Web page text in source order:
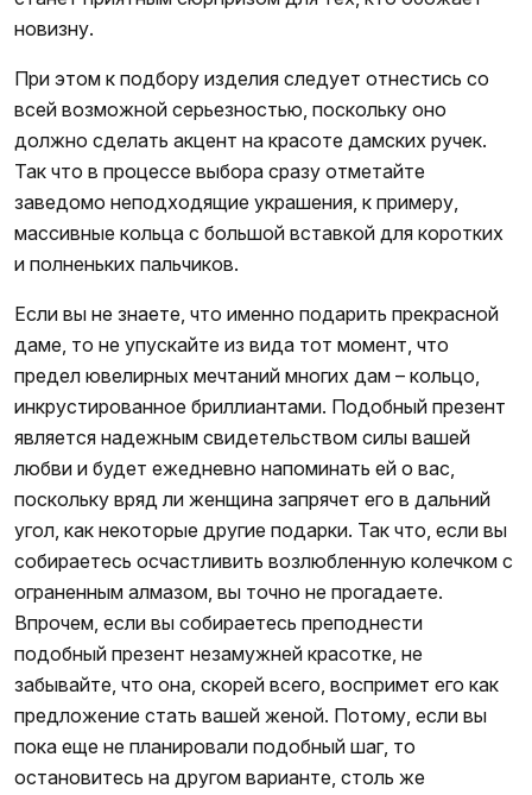
новизну.
При этом к подбору изделия следует отнестись со
всей возможной серьезностью, поскольку оно
должно сделать акцент на красоте дамских ручек.
Так что в процессе выбора сразу отметайте
заведомо неподходящие украшения, к примеру,
массивные кольца с большой вставкой для коротких
и полненьких пальчиков.
Если вы не знаете, что именно подарить прекрасной
даме, то не упускайте из вида тот момент, что
предел ювелирных мечтаний многих дам – кольцо,
инкрустированное бриллиантами. Подобный презент
является надежным свидетельством силы вашей
любви и будет ежедневно напоминать ей о вас,
поскольку вряд ли женщина запрячет его в дальний
угол, как некоторые другие подарки. Так что, если вы
собираетесь осчастливить возлюбленную колечком с
ограненным алмазом, вы точно не прогадаете.
Впрочем, если вы собираетесь преподнести
подобный презент незамужней красотке, не
забывайте, что она, скорей всего, воспримет его как
предложение стать вашей женой. Потому, если вы
пока еще не планировали подобный шаг, то
остановитесь на другом варианте, столь же